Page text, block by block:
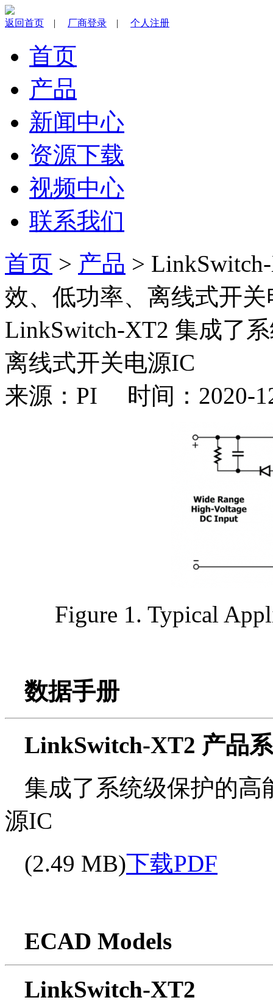
返回首页 | 厂商登录 | 个人注册
首页
产品
新闻中心
资源下载
视频中心
联系我们
首页 > 产品 >
效、低功率、离线式开关
LinkSwitch-XT2 集成了
离线式开关电源IC
来源：PI 时间：2020-
Figure 1. Typical
数据手册
LinkSwitch-XT2 产品
集成了系统级保护的高
源IC
(2.49 MB)下载PDF
ECAD Models
LinkSwitch-XT2